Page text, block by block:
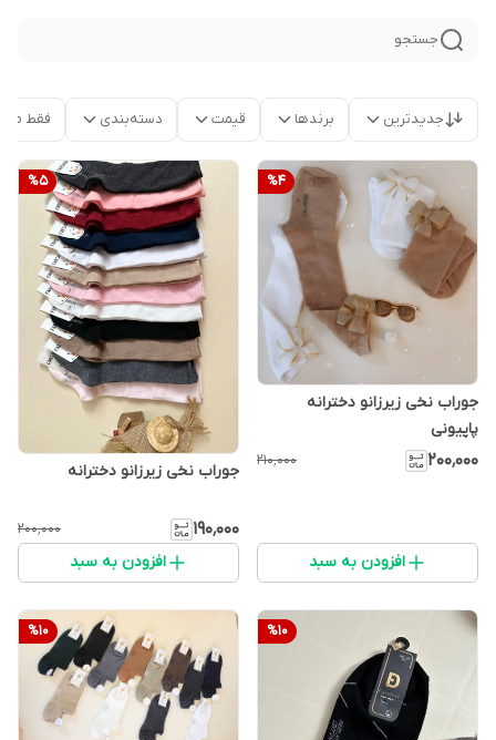
جستجو
جدیدترین برندها قیمت دسته‌بندی فقط
%4
جوراب نخی زیرزانو دخترانه
پاپیونی
۲۰۰٬۰۰۰ ۲۱۰٬۰۰۰
افزودن به سبد
%5
جوراب نخی زیرزانو دخترانه
۱۹۰٬۰۰۰ ۲۰۰٬۰۰۰
افزودن به سبد
%10
%10